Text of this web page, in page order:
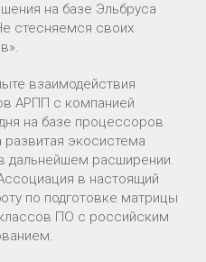
на базе Эльбруса
стесняемся своих
взаимодействия
АРПП с компанией
на базе процессоров
экосистема
дальнейшем расширении.
в настоящий
по подготовке матрицы
ПО с российским